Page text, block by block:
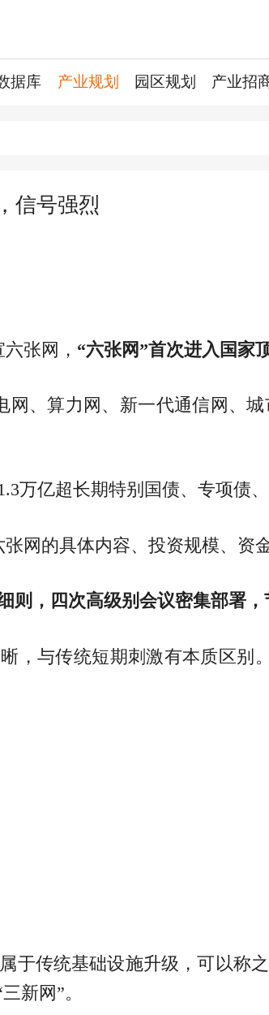
据库 产业规划 园区规划 产业招
信号强烈
张网， “六张网”首次进入国家
网、算力网、新一代通信网、
万亿超长期特别国债、专项债
网的具体内容、投资规模、资
，四次高级别会议密集部署，
，与传统短期刺激有本质区别。
于传统基础设施升级，可以称
新网”。